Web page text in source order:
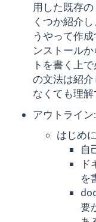
用した既存
くつか紹介
うやって作
ンストール
トを書く上
の文法は紹
なくても理解
アウトライン:
はじめ
自
を
要